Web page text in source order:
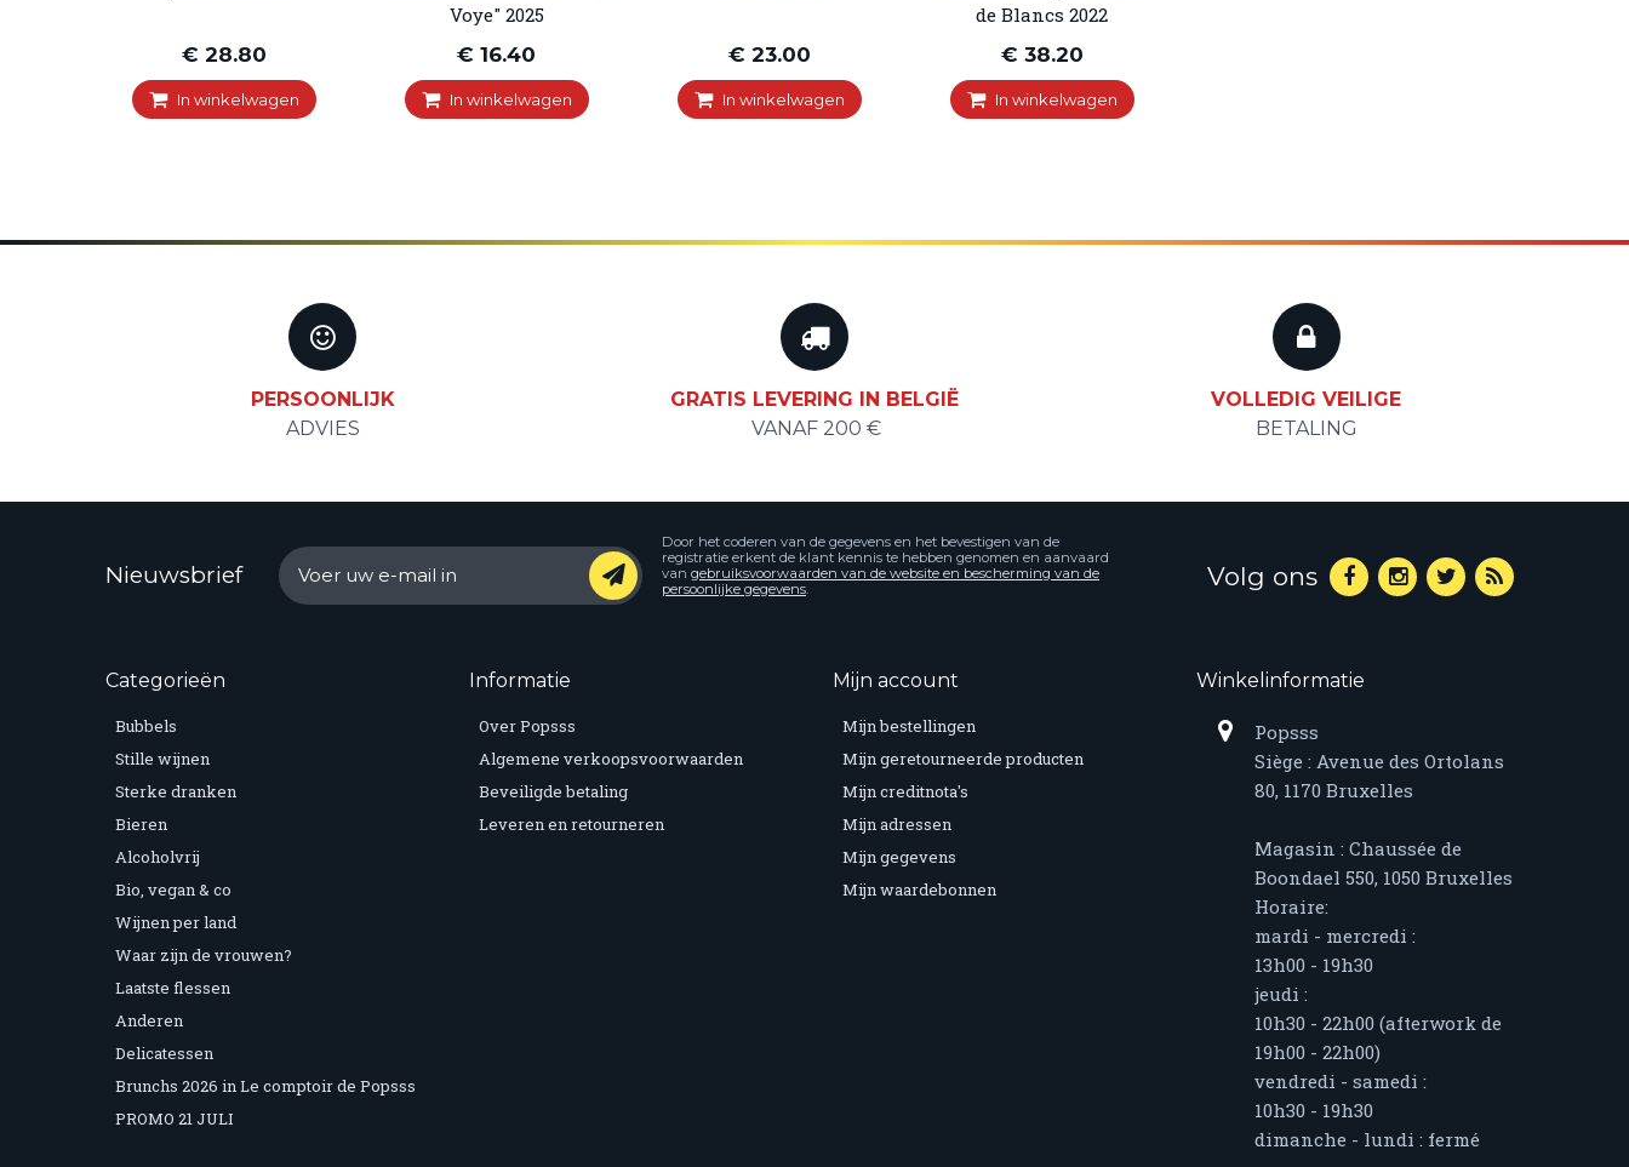
€ 28.80
In winkelwagen
Voye" 2025
€ 16.40
In winkelwagen
€ 23.00
In winkelwagen
de Blancs 2022
€ 38.20
In winkelwagen
PERSOONLIJK
ADVIES
GRATIS LEVERING IN BELGIË
VANAF 200 €
VOLLEDIG VEILIGE
BETALING
Nieuwsbrief
Door het coderen van de gegevens en het bevestigen van de
registratie erkent de klant kennis te hebben genomen en aanvaard
van gebruiksvoorwaarden van de website en bescherming van de
persoonlijke gegevens. Volg ons
Categorieën
Bubbels
Stille wijnen
Sterke dranken
Bieren
Alcoholvrij
Bio, vegan & co
Wijnen per land
Waar zijn de vrouwen?
Laatste flessen
Anderen
Delicatessen
Brunchs 2026 in Le comptoir de Popsss
PROMO 21 JULI
Informatie
Over Popsss
Algemene verkoopsvoorwaarden
Beveiligde betaling
Leveren en retourneren
Mijn account
Mijn bestellingen
Mijn geretourneerde producten
Mijn creditnota's
Mijn adressen
Mijn gegevens
Mijn waardebonnen
Winkelinformatie
Popsss
Siège : Avenue des Ortolans
80, 1170 Bruxelles
Magasin : Chaussée de
Boondael 550, 1050 Bruxelles
Horaire:
mardi - mercredi :
13h00 - 19h30
jeudi :
10h30 - 22h00 (afterwork de
19h00 - 22h00)
vendredi - samedi :
10h30 - 19h30
dimanche - lundi : fermé